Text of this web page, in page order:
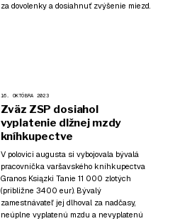
za dovolenky a dosiahnuť zvýšenie miezd.
16. OKTÓBRA 2023
Zväz ZSP dosiahol
vyplatenie dlžnej mzdy
kníhkupectve
V polovici augusta si vybojovala bývalá
pracovníčka varšavského kníhkupectva
Granos Ksiązki Tanie 11 000 zlotých
(približne 3400 eur). Bývalý
zamestnávateľ jej dlhoval za nadčasy,
neúplne vyplatenú mzdu a nevyplatenú